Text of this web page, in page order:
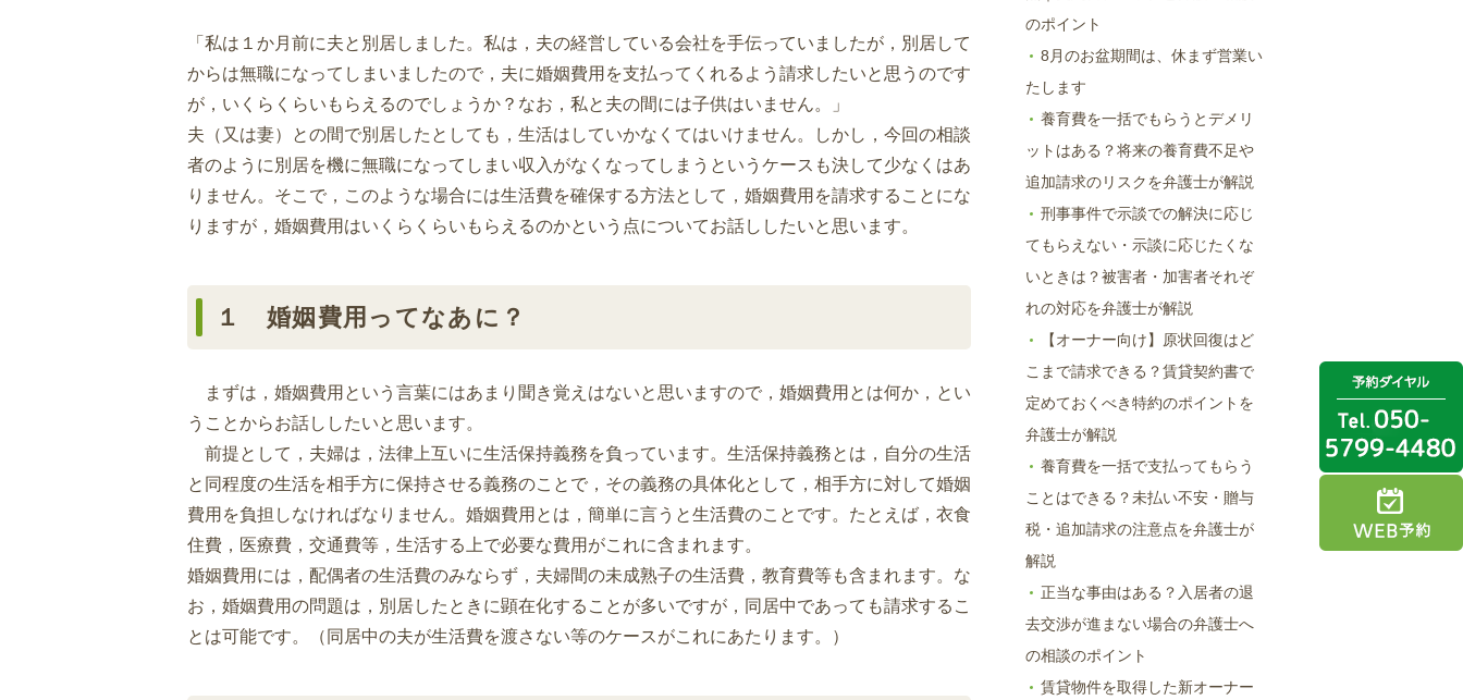
「私は１か月前に夫と別居しました。私は，夫の経営している会社を手伝っていましたが，別居して
からは無職になってしまいましたので，夫に婚姻費用を支払ってくれるよう請求したいと思うのです
が，いくらくらいもらえるのでしょうか？なお，私と夫の間には子供はいません。」
夫（又は妻）との間で別居したとしても，生活はしていかなくてはいけません。しかし，今回の相談
者のように別居を機に無職になってしまい収入がなくなってしまうというケースも決して少なくはあ
りません。そこで，このような場合には生活費を確保する方法として，婚姻費用を請求することにな
りますが，婚姻費用はいくらくらいもらえるのかという点についてお話ししたいと思います。
１ 婚姻費用ってなあに？
まずは，婚姻費用という言葉にはあまり聞き覚えはないと思いますので，婚姻費用とは何か，とい
うことからお話ししたいと思います。
前提として，夫婦は，法律上互いに生活保持義務を負っています。生活保持義務とは，自分の生活
と同程度の生活を相手方に保持させる義務のことで，その義務の具体化として，相手方に対して婚姻
費用を負担しなければなりません。婚姻費用とは，簡単に言うと生活費のことです。たとえば，衣食
住費，医療費，交通費等，生活する上で必要な費用がこれに含まれます。
婚姻費用には，配偶者の生活費のみならず，夫婦間の未成熟子の生活費，教育費等も含まれます。な
お，婚姻費用の問題は，別居したときに顕在化することが多いですが，同居中であっても請求するこ
とは可能です。（同居中の夫が生活費を渡さない等のケースがこれにあたります。）
のポイント
8月のお盆期間は、休まず営業い
たします
養育費を一括でもらうとデメリ
ットはある？将来の養育費不足や
追加請求のリスクを弁護士が解説
刑事事件で示談での解決に応じ
てもらえない・示談に応じたくな
いときは？被害者・加害者それぞ
れの対応を弁護士が解説
【オーナー向け】原状回復はど
こまで請求できる？賃貸契約書で
定めておくべき特約のポイントを
弁護士が解説
養育費を一括で支払ってもらう
ことはできる？未払い不安・贈与
税・追加請求の注意点を弁護士が
解説
正当な事由はある？入居者の退
去交渉が進まない場合の弁護士へ
の相談のポイント
賃貸物件を取得した新オーナー